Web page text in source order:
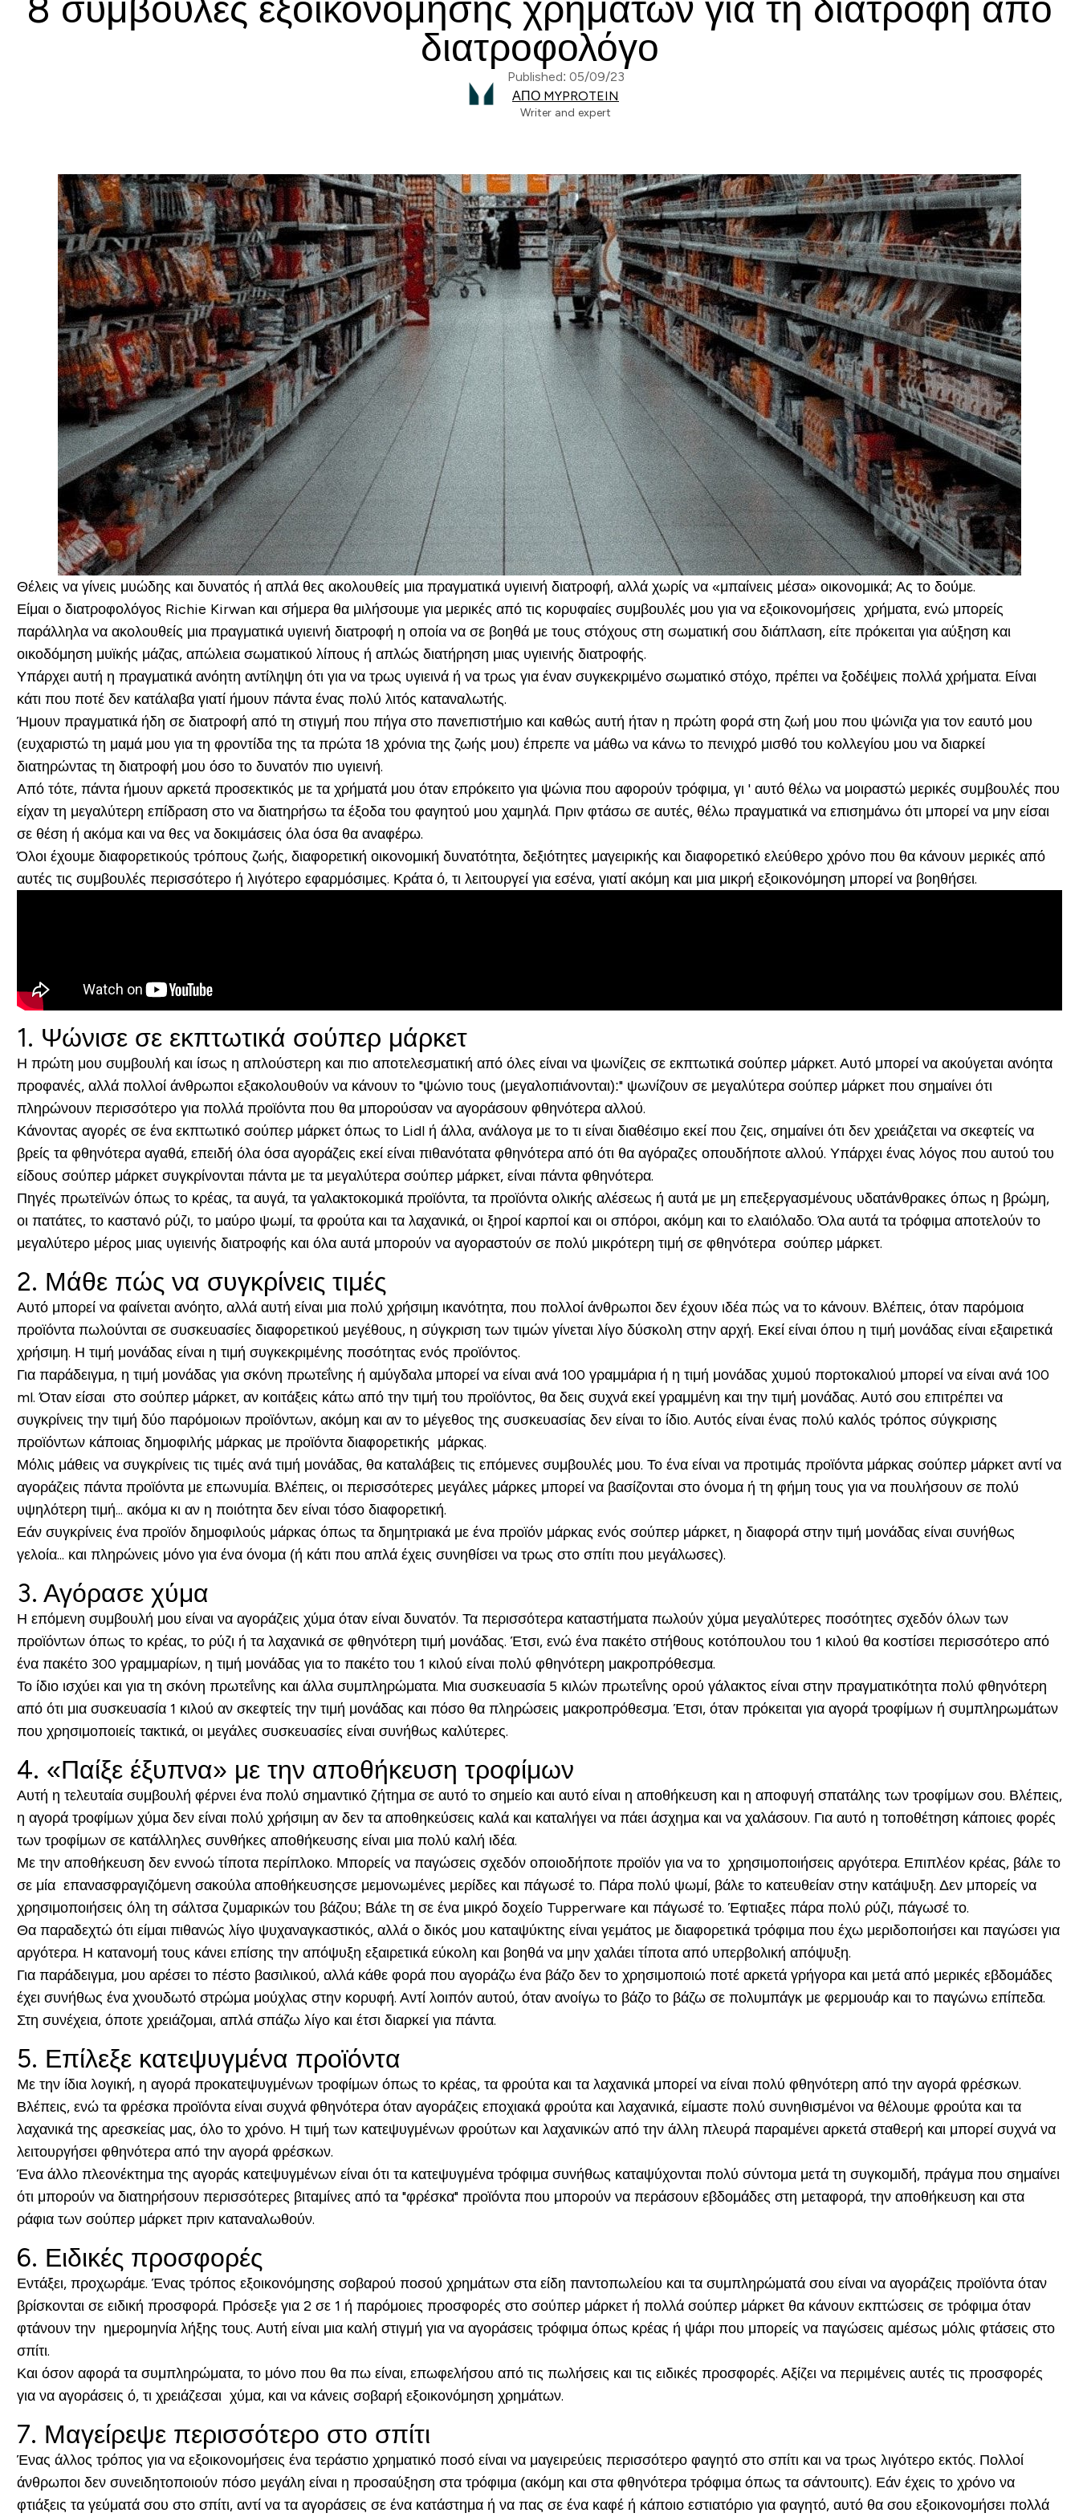
8 συμβουλές εξοικονόμησης χρημάτων για τη διατροφή από
διατροφολόγο
Published: 05/09/23
ΑΠΌ MYPROTEIN
Writer and expert
Θέλεις να γίνεις μυώδης και δυνατός ή απλά θες ακολουθείς μια πραγματικά υγιεινή διατροφή, αλλά χωρίς να «μπαίνεις μέσα» οικονομικά; Ας το δούμε.
Είμαι ο διατροφολόγος Richie Kirwan και σήμερα θα μιλήσουμε για μερικές από τις κορυφαίες συμβουλές μου για να εξοικονομήσεις χρήματα, ενώ μπορείς
παράλληλα να ακολουθείς μια πραγματικά υγιεινή διατροφή η οποία να σε βοηθά με τους στόχους στη σωματική σου διάπλαση, είτε πρόκειται για αύξηση και
οικοδόμηση μυϊκής μάζας, απώλεια σωματικού λίπους ή απλώς διατήρηση μιας υγιεινής διατροφής.
Υπάρχει αυτή η πραγματικά ανόητη αντίληψη ότι για να τρως υγιεινά ή να τρως για έναν συγκεκριμένο σωματικό στόχο, πρέπει να ξοδέψεις πολλά χρήματα. Είναι
κάτι που ποτέ δεν κατάλαβα γιατί ήμουν πάντα ένας πολύ λιτός καταναλωτής.
Ήμουν πραγματικά ήδη σε διατροφή από τη στιγμή που πήγα στο πανεπιστήμιο και καθώς αυτή ήταν η πρώτη φορά στη ζωή μου που ψώνιζα για τον εαυτό μου
(ευχαριστώ τη μαμά μου για τη φροντίδα της τα πρώτα 18 χρόνια της ζωής μου) έπρεπε να μάθω να κάνω το πενιχρό μισθό του κολλεγίου μου να διαρκεί
διατηρώντας τη διατροφή μου όσο το δυνατόν πιο υγιεινή.
Από τότε, πάντα ήμουν αρκετά προσεκτικός με τα χρήματά μου όταν επρόκειτο για ψώνια που αφορούν τρόφιμα, γι ' αυτό θέλω να μοιραστώ μερικές συμβουλές που
είχαν τη μεγαλύτερη επίδραση στο να διατηρήσω τα έξοδα του φαγητού μου χαμηλά. Πριν φτάσω σε αυτές, θέλω πραγματικά να επισημάνω ότι μπορεί να μην είσαι
σε θέση ή ακόμα και να θες να δοκιμάσεις όλα όσα θα αναφέρω.
Όλοι έχουμε διαφορετικούς τρόπους ζωής, διαφορετική οικονομική δυνατότητα, δεξιότητες μαγειρικής και διαφορετικό ελεύθερο χρόνο που θα κάνουν μερικές από
αυτές τις συμβουλές περισσότερο ή λιγότερο εφαρμόσιμες. Κράτα ό, τι λειτουργεί για εσένα, γιατί ακόμη και μια μικρή εξοικονόμηση μπορεί να βοηθήσει.
1. Ψώνισε σε εκπτωτικά σούπερ μάρκετ
Η πρώτη μου συμβουλή και ίσως η απλούστερη και πιο αποτελεσματική από όλες είναι να ψωνίζεις σε εκπτωτικά σούπερ μάρκετ. Αυτό μπορεί να ακούγεται ανόητα
προφανές, αλλά πολλοί άνθρωποι εξακολουθούν να κάνουν το "ψώνιο τους (μεγαλοπιάνονται):" ψωνίζουν σε μεγαλύτερα σούπερ μάρκετ που σημαίνει ότι
πληρώνουν περισσότερο για πολλά προϊόντα που θα μπορούσαν να αγοράσουν φθηνότερα αλλού.
Κάνοντας αγορές σε ένα εκπτωτικό σούπερ μάρκετ όπως το Lidl ή άλλα, ανάλογα με το τι είναι διαθέσιμο εκεί που ζεις, σημαίνει ότι δεν χρειάζεται να σκεφτείς να
βρείς τα φθηνότερα αγαθά, επειδή όλα όσα αγοράζεις εκεί είναι πιθανότατα φθηνότερα από ότι θα αγόραζες οπουδήποτε αλλού. Υπάρχει ένας λόγος που αυτού του
είδους σούπερ μάρκετ συγκρίνονται πάντα με τα μεγαλύτερα σούπερ μάρκετ, είναι πάντα φθηνότερα.
Πηγές πρωτεϊνών όπως το κρέας, τα αυγά, τα γαλακτοκομικά προϊόντα, τα προϊόντα ολικής αλέσεως ή αυτά με μη επεξεργασμένους υδατάνθρακες όπως η βρώμη,
οι πατάτες, το καστανό ρύζι, το μαύρο ψωμί, τα φρούτα και τα λαχανικά, οι ξηροί καρποί και οι σπόροι, ακόμη και το ελαιόλαδο. Όλα αυτά τα τρόφιμα αποτελούν το
μεγαλύτερο μέρος μιας υγιεινής διατροφής και όλα αυτά μπορούν να αγοραστούν σε πολύ μικρότερη τιμή σε φθηνότερα σούπερ μάρκετ.
2. Μάθε πώς να συγκρίνεις τιμές
Αυτό μπορεί να φαίνεται ανόητο, αλλά αυτή είναι μια πολύ χρήσιμη ικανότητα, που πολλοί άνθρωποι δεν έχουν ιδέα πώς να το κάνουν. Βλέπεις, όταν παρόμοια
προϊόντα πωλούνται σε συσκευασίες διαφορετικού μεγέθους, η σύγκριση των τιμών γίνεται λίγο δύσκολη στην αρχή. Εκεί είναι όπου η τιμή μονάδας είναι εξαιρετικά
χρήσιμη. Η τιμή μονάδας είναι η τιμή συγκεκριμένης ποσότητας ενός προϊόντος.
Για παράδειγμα, η τιμή μονάδας για σκόνη πρωτεΐνης ή αμύγδαλα μπορεί να είναι ανά 100 γραμμάρια ή η τιμή μονάδας χυμού πορτοκαλιού μπορεί να είναι ανά 100
ml. Όταν είσαι στο σούπερ μάρκετ, αν κοιτάξεις κάτω από την τιμή του προϊόντος, θα δεις συχνά εκεί γραμμένη και την τιμή μονάδας. Αυτό σου επιτρέπει να
συγκρίνεις την τιμή δύο παρόμοιων προϊόντων, ακόμη και αν το μέγεθος της συσκευασίας δεν είναι το ίδιο. Αυτός είναι ένας πολύ καλός τρόπος σύγκρισης
προϊόντων κάποιας δημοφιλής μάρκας με προϊόντα διαφορετικής μάρκας.
Μόλις μάθεις να συγκρίνεις τις τιμές ανά τιμή μονάδας, θα καταλάβεις τις επόμενες συμβουλές μου. Το ένα είναι να προτιμάς προϊόντα μάρκας σούπερ μάρκετ αντί να
αγοράζεις πάντα προϊόντα με επωνυμία. Βλέπεις, οι περισσότερες μεγάλες μάρκες μπορεί να βασίζονται στο όνομα ή τη φήμη τους για να πουλήσουν σε πολύ
υψηλότερη τιμή... ακόμα κι αν η ποιότητα δεν είναι τόσο διαφορετική.
Εάν συγκρίνεις ένα προϊόν δημοφιλούς μάρκας όπως τα δημητριακά με ένα προϊόν μάρκας ενός σούπερ μάρκετ, η διαφορά στην τιμή μονάδας είναι συνήθως
γελοία... και πληρώνεις μόνο για ένα όνομα (ή κάτι που απλά έχεις συνηθίσει να τρως στο σπίτι που μεγάλωσες).
3. Αγόρασε χύμα
Η επόμενη συμβουλή μου είναι να αγοράζεις χύμα όταν είναι δυνατόν. Τα περισσότερα καταστήματα πωλούν χύμα μεγαλύτερες ποσότητες σχεδόν όλων των
προϊόντων όπως το κρέας, το ρύζι ή τα λαχανικά σε φθηνότερη τιμή μονάδας. Έτσι, ενώ ένα πακέτο στήθους κοτόπουλου του 1 κιλού θα κοστίσει περισσότερο από
ένα πακέτο 300 γραμμαρίων, η τιμή μονάδας για το πακέτο του 1 κιλού είναι πολύ φθηνότερη μακροπρόθεσμα.
Το ίδιο ισχύει και για τη σκόνη πρωτεΐνης και άλλα συμπληρώματα. Μια συσκευασία 5 κιλών πρωτεΐνης ορού γάλακτος είναι στην πραγματικότητα πολύ φθηνότερη
από ότι μια συσκευασία 1 κιλού αν σκεφτείς την τιμή μονάδας και πόσο θα πληρώσεις μακροπρόθεσμα. Έτσι, όταν πρόκειται για αγορά τροφίμων ή συμπληρωμάτων
που χρησιμοποιείς τακτικά, οι μεγάλες συσκευασίες είναι συνήθως καλύτερες.
4. «Παίξε έξυπνα» με την αποθήκευση τροφίμων
Αυτή η τελευταία συμβουλή φέρνει ένα πολύ σημαντικό ζήτημα σε αυτό το σημείο και αυτό είναι η αποθήκευση και η αποφυγή σπατάλης των τροφίμων σου. Βλέπεις,
η αγορά τροφίμων χύμα δεν είναι πολύ χρήσιμη αν δεν τα αποθηκεύσεις καλά και καταλήγει να πάει άσχημα και να χαλάσουν. Για αυτό η τοποθέτηση κάποιες φορές
των τροφίμων σε κατάλληλες συνθήκες αποθήκευσης είναι μια πολύ καλή ιδέα.
Με την αποθήκευση δεν εννοώ τίποτα περίπλοκο. Μπορείς να παγώσεις σχεδόν οποιοδήποτε προϊόν για να το χρησιμοποιήσεις αργότερα. Επιπλέον κρέας, βάλε το
σε μία επανασφραγιζόμενη σακούλα αποθήκευσηςσε μεμονωμένες μερίδες και πάγωσέ το. Πάρα πολύ ψωμί, βάλε το κατευθείαν στην κατάψυξη. Δεν μπορείς να
χρησιμοποιήσεις όλη τη σάλτσα ζυμαρικών του βάζου; Βάλε τη σε ένα μικρό δοχείο Tupperware και πάγωσέ το. Έφτιαξες πάρα πολύ ρύζι, πάγωσέ το.
Θα παραδεχτώ ότι είμαι πιθανώς λίγο ψυχαναγκαστικός, αλλά ο δικός μου καταψύκτης είναι γεμάτος με διαφορετικά τρόφιμα που έχω μεριδοποιήσει και παγώσει για
αργότερα. Η κατανομή τους κάνει επίσης την απόψυξη εξαιρετικά εύκολη και βοηθά να μην χαλάει τίποτα από υπερβολική απόψυξη.
Για παράδειγμα, μου αρέσει το πέστο βασιλικού, αλλά κάθε φορά που αγοράζω ένα βάζο δεν το χρησιμοποιώ ποτέ αρκετά γρήγορα και μετά από μερικές εβδομάδες
έχει συνήθως ένα χνουδωτό στρώμα μούχλας στην κορυφή. Αντί λοιπόν αυτού, όταν ανοίγω το βάζο το βάζω σε πολυμπάγκ με φερμουάρ και το παγώνω επίπεδα.
Στη συνέχεια, όποτε χρειάζομαι, απλά σπάζω λίγο και έτσι διαρκεί για πάντα.
5. Επίλεξε κατεψυγμένα προϊόντα
Με την ίδια λογική, η αγορά προκατεψυγμένων τροφίμων όπως το κρέας, τα φρούτα και τα λαχανικά μπορεί να είναι πολύ φθηνότερη από την αγορά φρέσκων.
Βλέπεις, ενώ τα φρέσκα προϊόντα είναι συχνά φθηνότερα όταν αγοράζεις εποχιακά φρούτα και λαχανικά, είμαστε πολύ συνηθισμένοι να θέλουμε φρούτα και τα
λαχανικά της αρεσκείας μας, όλο το χρόνο. Η τιμή των κατεψυγμένων φρούτων και λαχανικών από την άλλη πλευρά παραμένει αρκετά σταθερή και μπορεί συχνά να
λειτουργήσει φθηνότερα από την αγορά φρέσκων.
Ένα άλλο πλεονέκτημα της αγοράς κατεψυγμένων είναι ότι τα κατεψυγμένα τρόφιμα συνήθως καταψύχονται πολύ σύντομα μετά τη συγκομιδή, πράγμα που σημαίνει
ότι μπορούν να διατηρήσουν περισσότερες βιταμίνες από τα "φρέσκα" προϊόντα που μπορούν να περάσουν εβδομάδες στη μεταφορά, την αποθήκευση και στα
ράφια των σούπερ μάρκετ πριν καταναλωθούν.
6. Ειδικές προσφορές
Εντάξει, προχωράμε. Ένας τρόπος εξοικονόμησης σοβαρού ποσού χρημάτων στα είδη παντοπωλείου και τα συμπληρώματά σου είναι να αγοράζεις προϊόντα όταν
βρίσκονται σε ειδική προσφορά. Πρόσεξε για 2 σε 1 ή παρόμοιες προσφορές στο σούπερ μάρκετ ή πολλά σούπερ μάρκετ θα κάνουν εκπτώσεις σε τρόφιμα όταν
φτάνουν την ημερομηνία λήξης τους. Αυτή είναι μια καλή στιγμή για να αγοράσεις τρόφιμα όπως κρέας ή ψάρι που μπορείς να παγώσεις αμέσως μόλις φτάσεις στο
σπίτι.
Και όσον αφορά τα συμπληρώματα, το μόνο που θα πω είναι, επωφελήσου από τις πωλήσεις και τις ειδικές προσφορές. Αξίζει να περιμένεις αυτές τις προσφορές
για να αγοράσεις ό, τι χρειάζεσαι χύμα, και να κάνεις σοβαρή εξοικονόμηση χρημάτων.
7. Μαγείρεψε περισσότερο στο σπίτι
Ένας άλλος τρόπος για να εξοικονομήσεις ένα τεράστιο χρηματικό ποσό είναι να μαγειρεύεις περισσότερο φαγητό στο σπίτι και να τρως λιγότερο εκτός. Πολλοί
άνθρωποι δεν συνειδητοποιούν πόσο μεγάλη είναι η προσαύξηση στα τρόφιμα (ακόμη και στα φθηνότερα τρόφιμα όπως τα σάντουιτς). Εάν έχεις το χρόνο να
φτιάξεις τα γεύματά σου στο σπίτι, αντί να τα αγοράσεις σε ένα κατάστημα ή να πας σε ένα καφέ ή κάποιο εστιατόριο για φαγητό, αυτό θα σου εξοικονομήσει πολλά